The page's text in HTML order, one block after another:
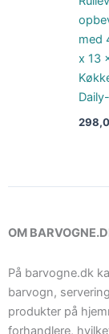
med
x 13
OM
På barvogne.dk
barvogn,
produkter på
forhandlere,